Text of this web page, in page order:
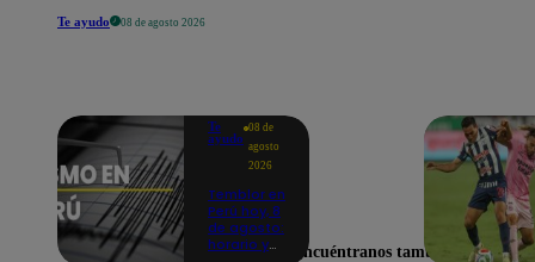
Te ayudo 08 de agosto 2026
Te
ayudo
08 de
agosto
2026
Temblor en
Perú hoy, 8
de agosto:
horario y
Encuéntranos también en